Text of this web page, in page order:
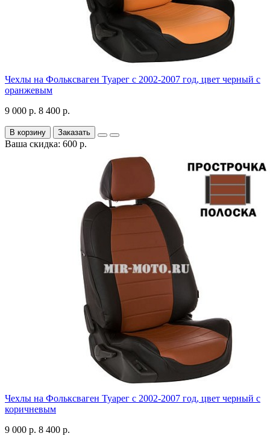
Чехлы на Фольксваген Туарег с 2002-2007 год, цвет черный с
оранжевым
9 000 р. 8 400 р.
В корзину Заказать
Ваша скидка: 600 р.
Чехлы на Фольксваген Туарег с 2002-2007 год, цвет черный с
коричневым
9 000 р. 8 400 р.